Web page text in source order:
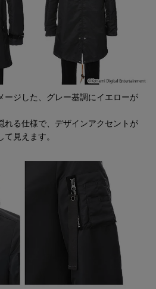
ージした、グレー基調にイエローが
れる仕様で、デザインアクセントが
見えます。